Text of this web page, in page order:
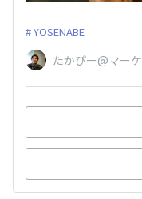
YOSENABE
たかぴー@マーケ